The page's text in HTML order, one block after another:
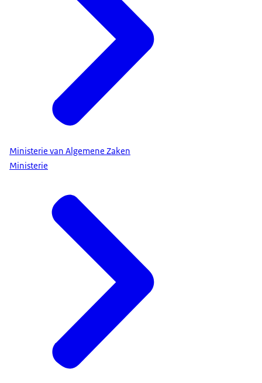
Ministerie van Algemene Zaken
Ministerie